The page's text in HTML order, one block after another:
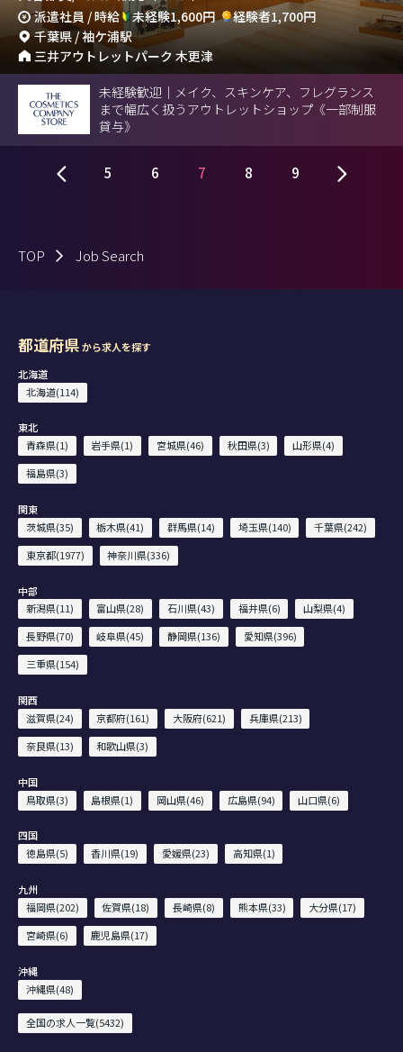
派遣社員 / 時給 未経験1,600円
経験者1,700円
千葉県 / 袖ケ浦駅
三井アウトレットパーク 木更津
未経験歓迎｜メイク、スキンケア、フレグランス
まで幅広く扱うアウトレットショップ《一部制服
貸与》
5 6 7 8 9
TOP Job Search
都道府県から求人を探す
北海道
北海道(114)
東北
青森県(1)
岩手県(1) 宮城県(46) 秋田県(3)
山形県(4)
福島県(3)
関東
茨城県(35)
栃木県(41) 群馬県(14) 埼玉県(140)
千葉県(242)
東京都(1977)
神奈川県(336)
中部
新潟県(11)
富山県(28) 石川県(43) 福井県(6)
山梨県(4)
長野県(70)
岐阜県(45) 静岡県(136)
愛知県(396)
三重県(154)
関西
滋賀県(24)
京都府(161) 大阪府(621)
兵庫県(213)
奈良県(13)
和歌山県(3)
中国
鳥取県(3)
島根県(1) 岡山県(46) 広島県(94) 山口県(6)
四国
徳島県(5)
香川県(19) 愛媛県(23) 高知県(1)
九州
福岡県(202)
佐賀県(18) 長崎県(8) 熊本県(33)
大分県(17)
宮崎県(6)
鹿児島県(17)
沖縄
沖縄県(48)
全国の求人一覧(5432)